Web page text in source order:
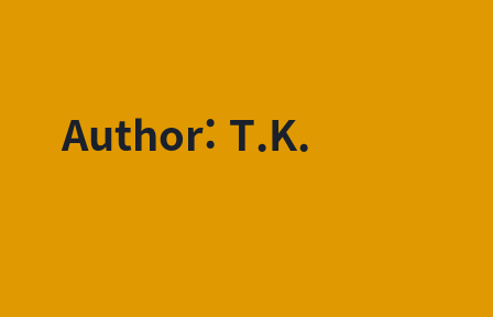
Author: T.K.